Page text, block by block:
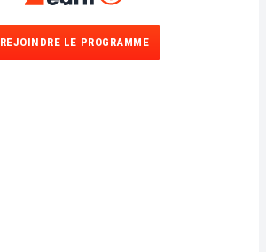
REJOINDRE LE PROGRAMME